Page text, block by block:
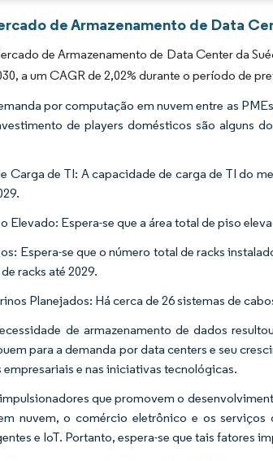
de Armazenamento de Data
de Armazenamento de Data Center da
a um CAGR de 2,02% durante o período de
por computação em nuvem entre as
de players domésticos são alguns
Carga de TI: A capacidade de carga de TI do
Elevado: Espera-se que a área total de piso
Espera-se que o número total de racks
racks até 2029.
Planejados: Há cerca de 26 sistemas de
de armazenamento de dados
para a demanda por data centers e seu
empresariais e nas iniciativas tecnológicas.
que promovem o
nuvem, o comércio eletrônico e os
e IoT. Portanto, espera-se que tais fatores